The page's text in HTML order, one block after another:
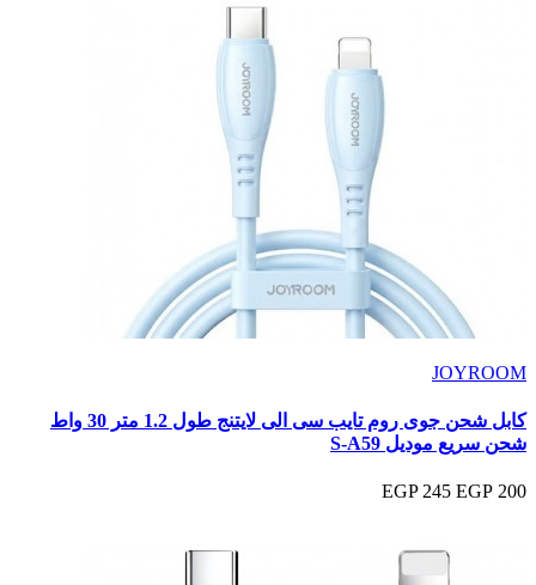
JOYROOM
كابل شحن جوى روم تايب سى الى لايتنج طول 1.2 متر 30 واط
شحن سريع موديل S-A59
200 EGP
245 EGP